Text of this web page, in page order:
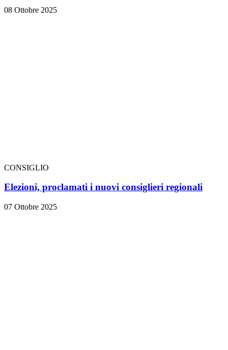
08 Ottobre 2025
CONSIGLIO
Elezioni, proclamati i nuovi consiglieri regionali
07 Ottobre 2025